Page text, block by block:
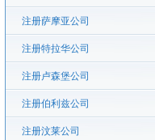
注册萨摩亚公司
注册特拉华公司
注册卢森堡公司
注册伯利兹公司
注册汶莱公司